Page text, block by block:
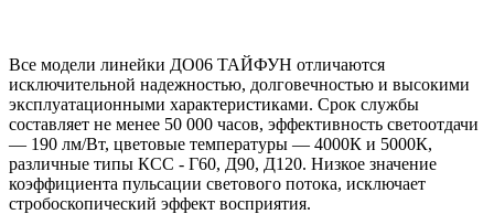
Все модели линейки ДО06 ТАЙФУН отличаются
исключительной надежностью, долговечностью и высокими
эксплуатационными характеристиками. Срок службы
составляет не менее 50 000 часов, эффективность светоотдачи
— 190 лм/Вт, цветовые температуры — 4000К и 5000К,
различные типы КСС - Г60, Д90, Д120. Низкое значение
коэффициента пульсации светового потока, исключает
стробоскопический эффект восприятия.